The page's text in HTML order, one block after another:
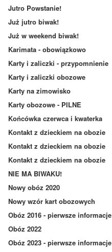
Jutro Powstanie!
Już jutro biwak!
Już w weekend biwak!
Karimata - obowiązkowo
Karty i zaliczki - przypomnienie
Karty i zaliczki obozowe
Karty na zimowisko
Karty obozowe - PILNE
Końcówka czerwca i kwaterka
Kontakt z dzieckiem na obozie
Kontakt z dzieckiem na obozie
Kontakt z dzieckiem na obozie
NIE MA BIWAKU!
Nowy obóz 2020
Nowy wzór kart obozowych
Obóz 2016 - pierwsze informacje
Obóz 2022
Obóz 2023 - pierwsze informacje